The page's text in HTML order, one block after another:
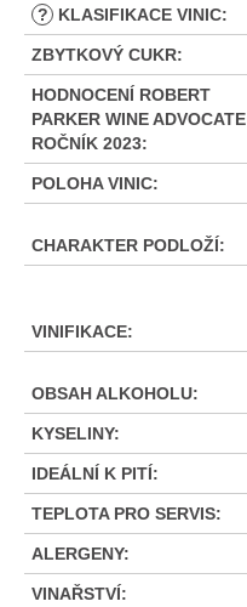
? KLASIFIKACE VINIC:
ZBYTKOVÝ CUKR:
HODNOCENÍ ROBERT
PARKER WINE ADVOCATE
ROČNÍK 2023:
POLOHA VINIC:
CHARAKTER PODLOŽÍ:
VINIFIKACE:
OBSAH ALKOHOLU:
KYSELINY:
IDEÁLNÍ K PITÍ:
TEPLOTA PRO SERVIS:
ALERGENY:
VINAŘSTVÍ: